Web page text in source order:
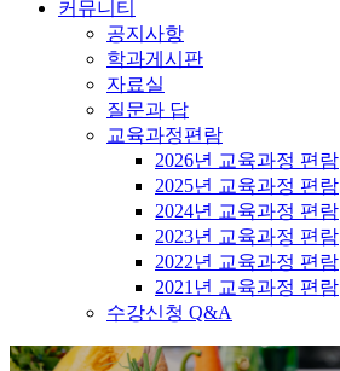
커뮤니티
공지사항
학과게시판
자료실
질문과 답
교육과정편람
2026년 교육과정 편람
2025년 교육과정 편람
2024년 교육과정 편람
2023년 교육과정 편람
2022년 교육과정 편람
2021년 교육과정 편람
수강신청 Q&A